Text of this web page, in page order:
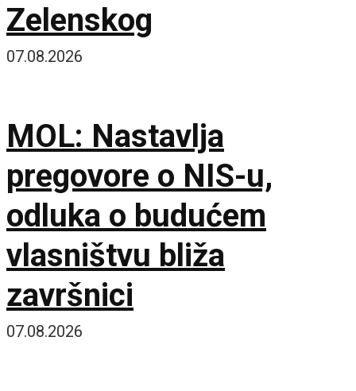
Zelenskog
07.08.2026
MOL: Nastavlja
pregovore o NIS-u,
odluka o budućem
vlasništvu bliža
završnici
07.08.2026